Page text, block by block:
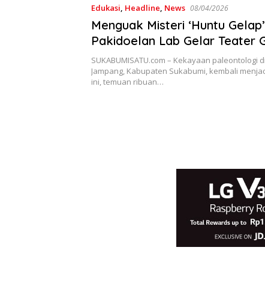
Edukasi, Headline, News 08/04/2026
Menguak Misteri ‘Huntu
Pakidoelan Lab Gelar Teater
Imersif di Goa Cigintung
SUKABUMISATU.com – Kekayaan paleontologi
Jampang, Kabupaten Sukabumi, kembali
ini, temuan ribuan…